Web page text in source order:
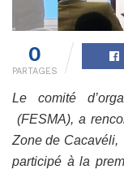
0
PARTAGES
Le comité
(FESMA), a
Zone de
participé à la